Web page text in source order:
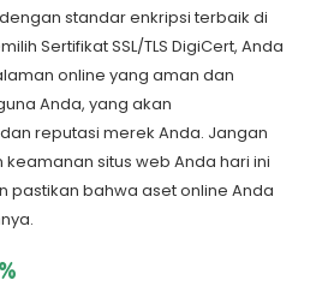
standar enkripsi terbaik di
Sertifikat SSL/TLS DigiCert, Anda
online yang aman dan
Anda, yang akan
reputasi merek Anda. Jangan
situs web Anda hari ini
pastikan bahwa aset online Anda